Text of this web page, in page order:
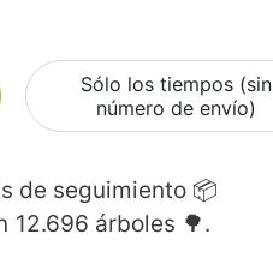
Sólo los tiempos (sin
número de envío)
de seguimiento 📦
12.696 árboles 🌳.